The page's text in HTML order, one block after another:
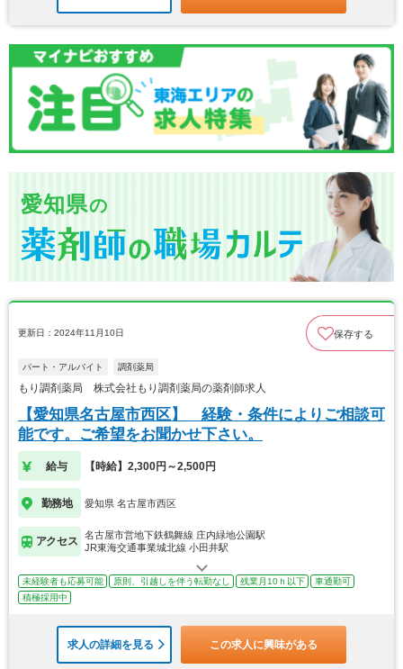
愛知県の
更新日：2024年11月10日 保存する
パート・アルバイト 調剤薬局
もり調剤薬局 株式会社もり調剤薬局の薬剤師求人
【愛知県名古屋市西区】 経験・条件によりご相談可
能です。ご希望をお聞かせ下さい。
給与 【時給】2,300円～2,500円
勤務地 愛知県 名古屋市西区
アクセス
名古屋市営地下鉄鶴舞線 庄内緑地公園駅
JR東海交通事業城北線 小田井駅
未経験者も応募可能 原則、引越しを伴う転勤なし 残業月10ｈ以下
車通勤可
積極採用中
求人の詳細を見る この求人に興味がある